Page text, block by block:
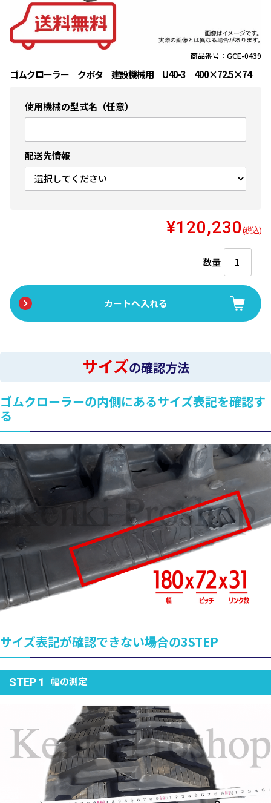
商品番号：GCE-0439
ゴムクローラー クボタ 建設機械用 U40-3 400×72.5×74
使用機械の型式名（任意）
配送先情報
¥120,230 (税込)
数量
サイズの確認方法
ゴムクローラーの内側にあるサイズ表記を確認す
る
サイズ表記が確認できない場合の3STEP
STEP 1 幅の測定